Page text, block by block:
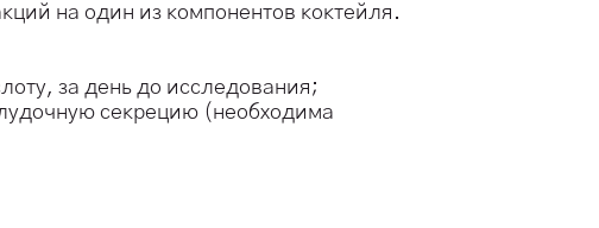
на один из компонентов коктейля.
за день до исследования;
секрецию (необходима